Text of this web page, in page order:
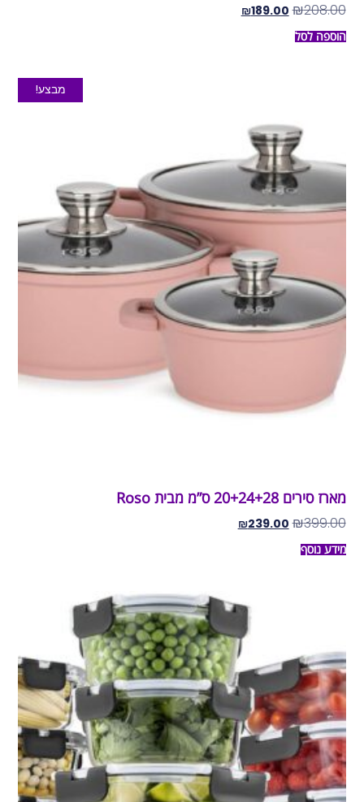
₪208.00
₪189.00
הוספה לסל
מבצע!
מארז סירים 20+24+28 ס”מ מבית Roso
₪399.00
₪239.00
מידע נוסף